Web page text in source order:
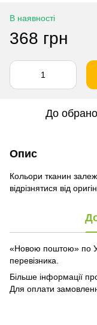
В наявності
368 грн
До
Опис
Кольори тканин
відрізнятися від
«Новою поштою» по
перевізника.
Більше інформації
Для оплати